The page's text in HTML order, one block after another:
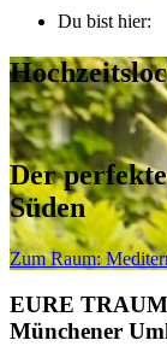
Du bist hier:
Der
Süden
Zum Raum:
EURE
Münchener